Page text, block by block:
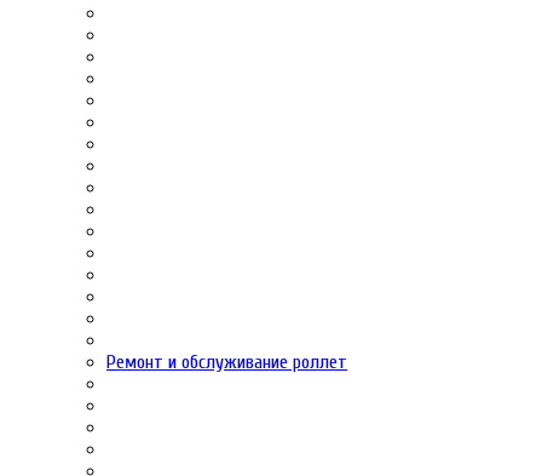
Ремонт и обслуживание роллет